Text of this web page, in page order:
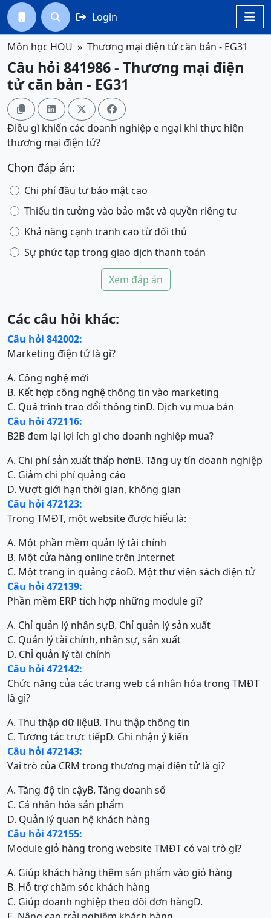

  Login
Môn học HOU Thương mại điện tử căn bản - EG31
Câu hỏi 841986 - Thương mại điện
tử căn bản - EG31
   
Điều gì khiến các doanh nghiệp e ngại khi thực hiện
thương mại điện tử?
Chọn đáp án:
Chi phí đầu tư bảo mật cao
Thiếu tin tưởng vào bảo mật và quyền riêng tư
Khả năng cạnh tranh cao từ đối thủ
Sự phức tạp trong giao dịch thanh toán
Xem đáp án
Các câu hỏi khác:
Câu hỏi 842002:
Marketing điện tử là gì?
A. Công nghệ mới
B. Kết hợp công nghệ thông tin vào marketing
C. Quá trình trao đổi thông tinD. Dịch vụ mua bán
Câu hỏi 472116:
B2B đem lại lợi ích gì cho doanh nghiệp mua?
A. Chi phí sản xuất thấp hơnB. Tăng uy tín doanh nghiệp
C. Giảm chi phí quảng cáo
D. Vượt giới hạn thời gian, không gian
Câu hỏi 472123:
Trong TMĐT, một website được hiểu là:
A. Một phần mềm quản lý tài chính
B. Một cửa hàng online trên Internet
C. Một trang in quảng cáoD. Một thư viện sách điện tử
Câu hỏi 472139:
Phần mềm ERP tích hợp những module gì?
A. Chỉ quản lý nhân sựB. Chỉ quản lý sản xuất
C. Quản lý tài chính, nhân sự, sản xuất
D. Chỉ quản lý tài chính
Câu hỏi 472142:
Chức năng của các trang web cá nhân hóa trong TMĐT
là gì?
A. Thu thập dữ liệuB. Thu thập thông tin
C. Tương tác trực tiếpD. Ghi nhận ý kiến
Câu hỏi 472143:
Vai trò của CRM trong thương mại điện tử là gì?
A. Tăng độ tin cậyB. Tăng doanh số
C. Cá nhân hóa sản phẩm
D. Quản lý quan hệ khách hàng
Câu hỏi 472155:
Module giỏ hàng trong website TMĐT có vai trò gì?
A. Giúp khách hàng thêm sản phẩm vào giỏ hàng
B. Hỗ trợ chăm sóc khách hàng
C. Giúp doanh nghiệp theo dõi đơn hàngD.